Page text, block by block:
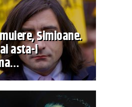
Simioane.
asta-i